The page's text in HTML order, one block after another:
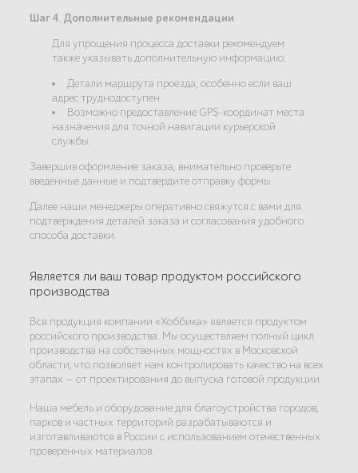
Шаг 4. Дополнительные рекомендации
Для упрощения процесса доставки рекомендуем
также указывать дополнительную информацию:
Детали маршрута проезда, особенно если ваш
адрес труднодоступен.
Возможно предоставление GPS-координат места
назначения для точной навигации курьерской
службы.
Завершив оформление заказа, внимательно проверьте
введённые данные и подтвердите отправку формы.
Далее наши менеджеры оперативно свяжутся с вами для
подтверждения деталей заказа и согласования удобного
способа доставки.
Является ли ваш товар продуктом российского
производства
Вся продукция компании «Хоббика» является продуктом
российского производства. Мы осуществляем полный цикл
производства на собственных мощностях в Московской
области, что позволяет нам контролировать качество на всех
этапах — от проектирования до выпуска готовой продукции.
Наша мебель и оборудование для благоустройства городов,
парков и частных территорий разрабатываются и
изготавливаются в России с использованием отечественных
проверенных материалов.